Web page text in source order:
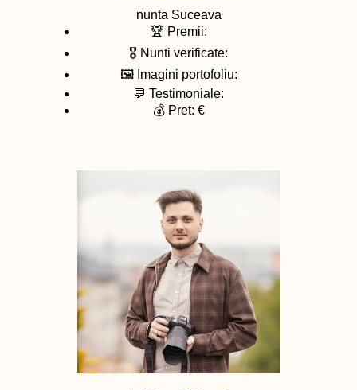
nunta Suceava
🏆 Premii:
🎖️ Nunti verificate:
🖼️ Imagini portofoliu:
💬 Testimoniale:
💰 Pret: €